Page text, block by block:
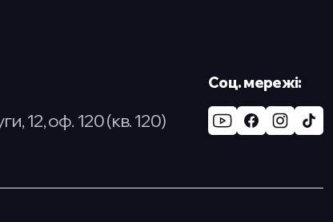
12, оф. 120 (кв. 120)
Cоц. мережі: